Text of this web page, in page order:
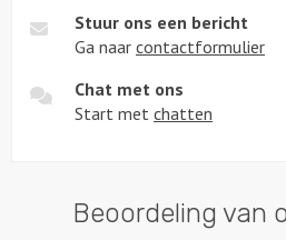
Stuur ons een bericht
Ga naar contactformulier
Chat met ons
Start met chatten
Beoordeling van